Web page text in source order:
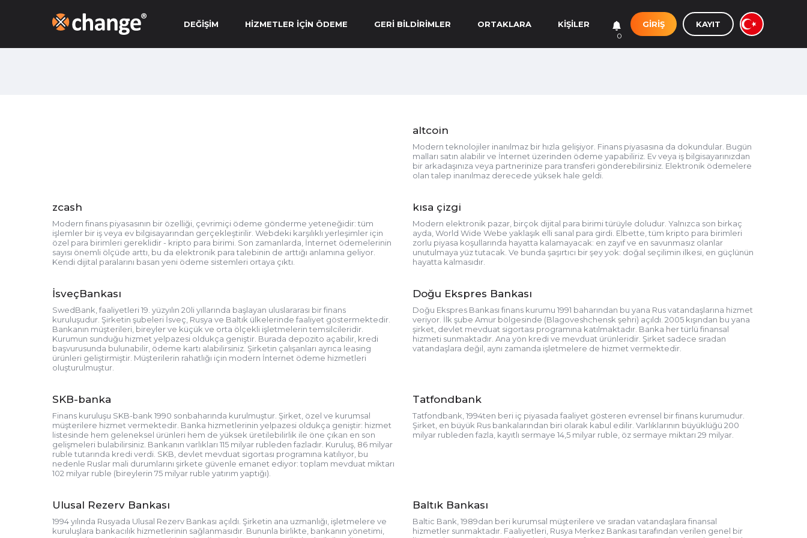
DEĞIŞIM HIZMETLER IÇIN ÖDEME GERI BILDIRIMLER ORTAKLARA KIŞILER
0
GIRIŞ KAYIT
altcoin
Modern teknolojiler inanılmaz bir hızla gelişiyor. Finans piyasasına da dokundular. Bugün
malları satın alabilir ve İnternet üzerinden ödeme yapabiliriz. Ev veya iş bilgisayarınızdan
bir arkadaşınıza veya partnerinize para transferi gönderebilirsiniz. Elektronik ödemelere
olan talep inanılmaz derecede yüksek hale geldi.
zcash
Modern finans piyasasının bir özelliği, çevrimiçi ödeme gönderme yeteneğidir: tüm
işlemler bir iş veya ev bilgisayarından gerçekleştirilir. Webdeki karşılıklı yerleşimler için
özel para birimleri gereklidir - kripto para birimi. Son zamanlarda, İnternet ödemelerinin
sayısı önemli ölçüde arttı, bu da elektronik para talebinin de arttığı anlamına geliyor.
Kendi dijital paralarını basan yeni ödeme sistemleri ortaya çıktı.
kısa çizgi
Modern elektronik pazar, birçok dijital para birimi türüyle doludur. Yalnızca son birkaç
ayda, World Wide Webe yaklaşık elli sanal para girdi. Elbette, tüm kripto para birimleri
zorlu piyasa koşullarında hayatta kalamayacak: en zayıf ve en savunmasız olanlar
unutulmaya yüz tutacak. Ve bunda şaşırtıcı bir şey yok: doğal seçilimin ilkesi, en güçlünün
hayatta kalmasıdır.
İsveçBankası
SwedBank, faaliyetleri 19. yüzyılın 20li yıllarında başlayan uluslararası bir finans
kuruluşudur. Şirketin şubeleri İsveç, Rusya ve Baltık ülkelerinde faaliyet göstermektedir.
Bankanın müşterileri, bireyler ve küçük ve orta ölçekli işletmelerin temsilcileridir.
Kurumun sunduğu hizmet yelpazesi oldukça geniştir. Burada depozito açabilir, kredi
başvurusunda bulunabilir, ödeme kartı alabilirsiniz. Şirketin çalışanları ayrıca leasing
ürünleri geliştirmiştir. Müşterilerin rahatlığı için modern İnternet ödeme hizmetleri
oluşturulmuştur.
Doğu Ekspres Bankası
Doğu Ekspres Bankası finans kurumu 1991 baharından bu yana Rus vatandaşlarına hizmet
veriyor. İlk şube Amur bölgesinde (Blagoveshchensk şehri) açıldı. 2005 kışından bu yana
şirket, devlet mevduat sigortası programına katılmaktadır. Banka her türlü finansal
hizmeti sunmaktadır. Ana yön kredi ve mevduat ürünleridir. Şirket sadece sıradan
vatandaşlara değil, aynı zamanda işletmelere de hizmet vermektedir.
SKB-banka
Finans kuruluşu SKB-bank 1990 sonbaharında kurulmuştur. Şirket, özel ve kurumsal
müşterilere hizmet vermektedir. Banka hizmetlerinin yelpazesi oldukça geniştir: hizmet
listesinde hem geleneksel ürünleri hem de yüksek üretilebilirlik ile öne çıkan en son
gelişmeleri bulabilirsiniz. Bankanın varlıkları 115 milyar rubleden fazladır. Kuruluş, 86 milyar
ruble tutarında kredi verdi. SKB, devlet mevduat sigortası programına katılıyor, bu
nedenle Ruslar mali durumlarını şirkete güvenle emanet ediyor: toplam mevduat miktarı
102 milyar ruble (bireylerin 75 milyar ruble yatırım yaptığı).
Tatfondbank
Tatfondbank, 1994ten beri iç piyasada faaliyet gösteren evrensel bir finans kurumudur.
Şirket, en büyük Rus bankalarından biri olarak kabul edilir. Varlıklarının büyüklüğü 200
milyar rubleden fazla, kayıtlı sermaye 14,5 milyar ruble, öz sermaye miktarı 29 milyar.
Ulusal Rezerv Bankası
1994 yılında Rusyada Ulusal Rezerv Bankası açıldı. Şirketin ana uzmanlığı, işletmelere ve
kuruluşlara bankacılık hizmetlerinin sağlanmasıdır. Bununla birlikte, bankanın yönetimi,
Baltık Bankası
Baltic Bank, 1989dan beri kurumsal müşterilere ve sıradan vatandaşlara finansal
hizmetler sunmaktadır. Faaliyetleri, Rusya Merkez Bankası tarafından verilen genel bir